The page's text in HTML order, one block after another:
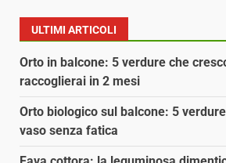
ULTIMI ARTICOLI
Orto in balcone: 5 verdure che
raccoglierai in 2 mesi
Orto biologico sul balcone: 5
vaso senza fatica